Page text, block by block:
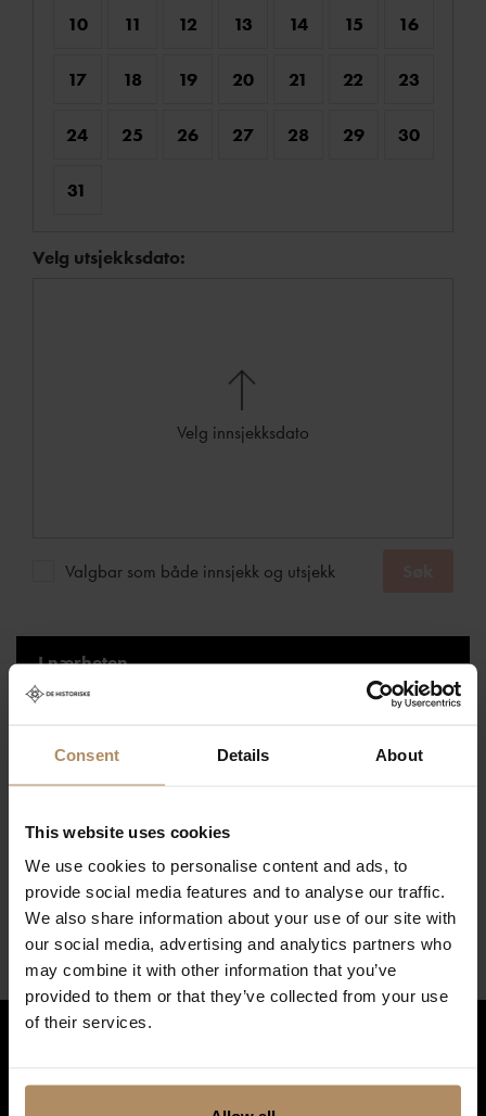
Consent Details About
This website uses cookies
We use cookies to personalise content and ads, to
provide social media features and to analyse our traffic.
We also share information about your use of our site with
our social media, advertising and analytics partners who
may combine it with other information that you’ve
provided to them or that they’ve collected from your use
of their services.
10 11 12 13 14 15 16
17 18 19 20 21 22 23
24 25 26 27 28 29 30
31
Velg utsjekksdato:
Velg innsjekksdato
Valgbar som både innsjekk og utsjekk
I nærheten
Vis resultater på kart
Flyplass
Bergen Lufthavn
*Avstand på kartet er en rett linje
frister!*